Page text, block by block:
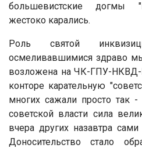
большевистские догмы
жестоко карались.
Роль святой
осмеливавшимися здраво
возложена на ЧК-ГПУ-НКВД-
конторе карательную
многих сажали просто так
советской власти сила
вчера других назавтра
Доносительство стало